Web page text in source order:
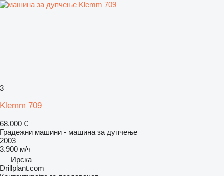
3
Klemm 709
68.000 €
Градежни машини - машина за дупчење
2003
3.900 м/ч
Ирска
Drillplant.com